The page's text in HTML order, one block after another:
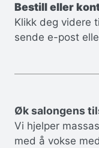
Bestill eller
Klikk deg videre
sende e-post
Øk salongens
Vi hjelper
med å vokse